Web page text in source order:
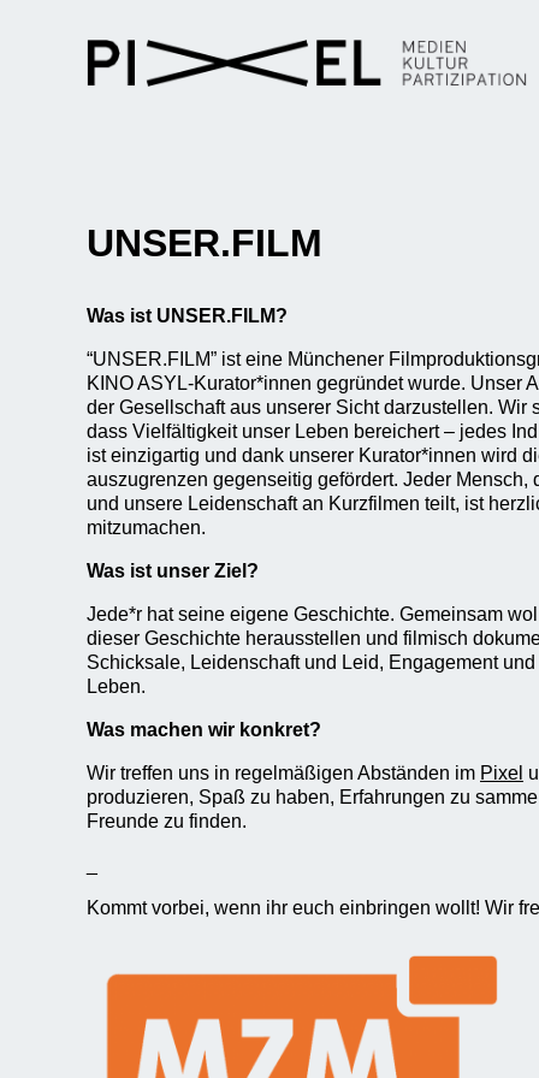
UNSER.FILM
Was ist UNSER.FILM?
“UNSER.FILM” ist eine Münchener
KINO ASYL-Kurator*innen gegründet wurde. Unser
der Gesellschaft aus unserer Sicht darzustellen. Wir
dass Vielfältigkeit unser Leben bereichert – jedes
ist einzigartig und dank unserer Kurator*innen wird
auszugrenzen gegenseitig gefördert. Jeder Mensch,
und unsere Leidenschaft an Kurzfilmen teilt, ist
mitzumachen.
Was ist unser Ziel?
Jede*r hat seine eigene Geschichte. Gemeinsam
dieser Geschichte herausstellen und filmisch
Schicksale, Leidenschaft und Leid, Engagement
Leben.
Was machen wir konkret?
Wir treffen uns in regelmäßigen Abständen im Pixel
produzieren, Spaß zu haben, Erfahrungen zu
Freunde zu finden.
Kommt vorbei, wenn ihr euch einbringen wollt! Wir